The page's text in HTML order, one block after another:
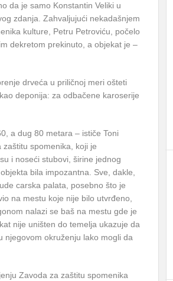
da je samo Konstantin Veliki u
zdanja. Zahvaljujući nekadašnjem
kulture, Petru Petroviću, počelo
dekretom prekinuto, a objekat je –
drveća u priličnoj meri ošteti
deponija: za odbačene karoserije
a dug 80 metara – ističe Toni
spomenika, koji je
i noseći stubovi, širine jednog
bila impozantna. Sve, dakle,
carska palata, posebno što je
na mestu koje nije bilo utvrđeno,
nalazi se baš na mestu gde je
nije uništen do temelja ukazuje da
njegovom okruženju lako mogli da
Zavoda za zaštitu spomenika